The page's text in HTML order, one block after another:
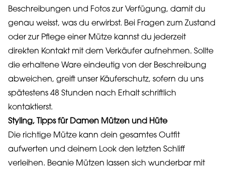
Beschreibungen und Fotos zur Verfügung, damit du
genau weisst, was du erwirbst. Bei Fragen zum Zustand
oder zur Pflege einer Mütze kannst du jederzeit
direkten Kontakt mit dem Verkäufer aufnehmen. Sollte
die erhaltene Ware eindeutig von der Beschreibung
abweichen, greift unser Käuferschutz, sofern du uns
spätestens 48 Stunden nach Erhalt schriftlich
kontaktierst.
Styling, Tipps für Damen Mützen und Hüte
Die richtige Mütze kann dein gesamtes Outfit
aufwerten und deinem Look den letzten Schliff
verleihen. Beanie Mützen lassen sich wunderbar mit